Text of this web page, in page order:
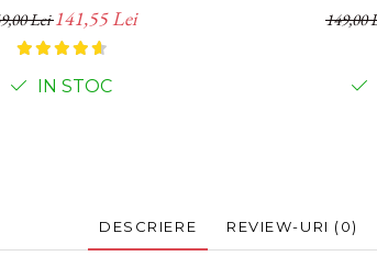
Lei141,55 Lei
IN STOC
149,00
DESCRIERE REVIEW-URI (0)